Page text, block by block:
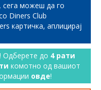
можеш да го
Diners Club
картичка, аплицирај
Одберете до 4 рати
комотно од вашиот
овде!